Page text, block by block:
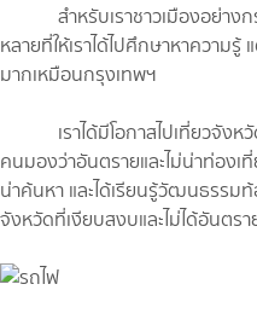
สำหรับเราชาวเมืองอย่างก
หลายที่ให้เราได้ไปศึกษาหาความ
มากเหมือนกรุงเทพฯ
เราได้มีโอกาสไปเที่ยวจังหวั
คนมองว่าอันตรายและไม่น่าท่องเ
น่าค้นหา และได้เรียนรู้วัฒนธรรม
จังหวัดที่เงียบสงบและไม่ได้อันตร